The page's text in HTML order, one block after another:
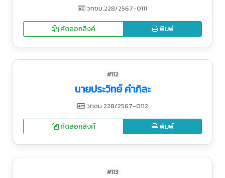
วทชม.228/2567-0111
คัดลอกลิงค์ พิมพ์
#112
นายประวิทย์ คำภิละ
วทชม.228/2567-0112
คัดลอกลิงค์ พิมพ์
#113